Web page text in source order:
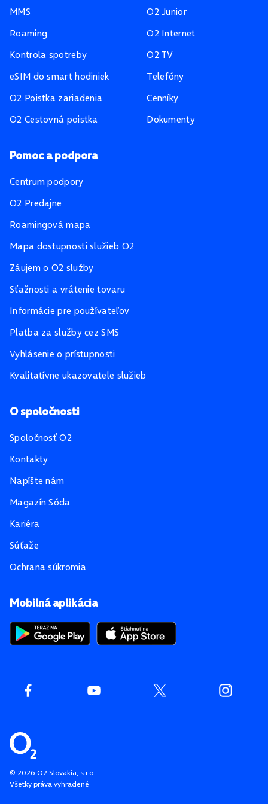
© 2026 O2 Slovakia, s.r.o.
Všetky práva vyhradené
Mobilná aplikácia
MMS
Roaming
Kontrola spotreby
eSIM do smart hodiniek
O2 Poistka zariadenia
O2 Cestovná poistka
O2 Junior
O2 Internet
O2 TV
Telefóny
Cenníky
Dokumenty
Pomoc a podpora
Centrum podpory
O2 Predajne
Roamingová mapa
Mapa dostupnosti služieb O2
Záujem o O2 služby
Sťažnosti a vrátenie tovaru
Informácie pre používateľov
Platba za služby cez SMS
Vyhlásenie o prístupnosti
Kvalitatívne ukazovatele služieb
O spoločnosti
Spoločnosť O2
Kontakty
Napíšte nám
Magazín Sóda
Kariéra
Súťaže
Ochrana súkromia